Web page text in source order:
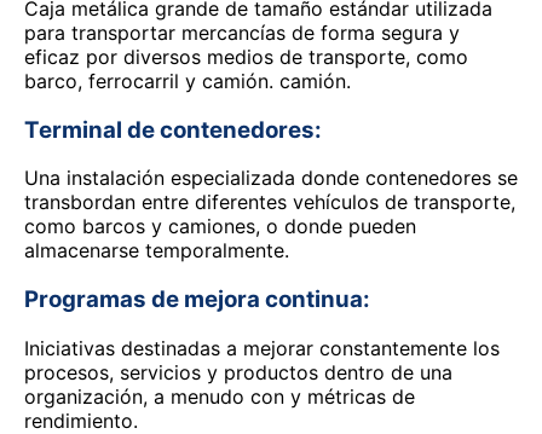
Caja metálica grande de tamaño estándar utilizada
para transportar mercancías de forma segura y
eficaz por diversos medios de transporte, como
barco, ferrocarril y camión. camión.
Terminal de contenedores:
Una instalación especializada donde contenedores se
transbordan entre diferentes vehículos de transporte,
como barcos y camiones, o donde pueden
almacenarse temporalmente.
Programas de mejora continua:
Iniciativas destinadas a mejorar constantemente los
procesos, servicios y productos dentro de una
organización, a menudo con y métricas de
rendimiento.